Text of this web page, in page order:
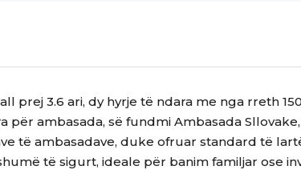
prej 3.6 ari, dy hyrje të ndara me nga rreth
ambasada, së fundmi Ambasada
të ambasadave, duke ofruar standard të
të sigurt, ideale për banim familjar ose